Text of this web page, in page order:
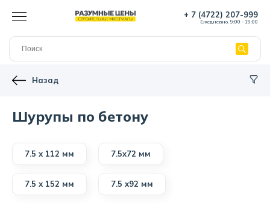
+ 7 (4722) 207-999
Ежедневно, 9:00 - 19:00
Назад
Шурупы по бетону
7.5 х 112 мм 7.5х72 мм
7.5 х 152 мм 7.5 х92 мм